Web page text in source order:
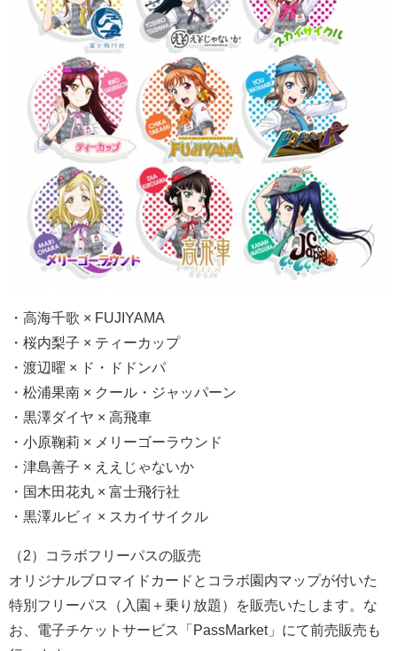
・高海千歌 × FUJIYAMA
・桜内梨子 × ティーカップ
・渡辺曜 × ド・ドドンパ
・松浦果南 × クール・ジャッパーン
・黒澤ダイヤ × 高飛車
・小原鞠莉 × メリーゴーラウンド
・津島善子 × ええじゃないか
・国木田花丸 × 富士飛行社
・黒澤ルビィ × スカイサイクル
（2）コラボフリーパスの販売
オリジナルブロマイドカードとコラボ園内マップが付いた
特別フリーパス（入園＋乗り放題）を販売いたします。な
お、電子チケットサービス「PassMarket」にて前売販売も